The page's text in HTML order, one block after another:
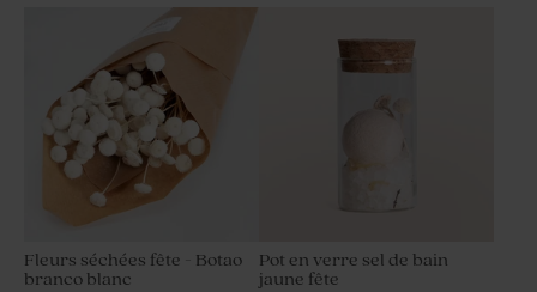
Fleurs séchées fête - Botao
branco blanc
Pot en verre sel de bain
jaune fête